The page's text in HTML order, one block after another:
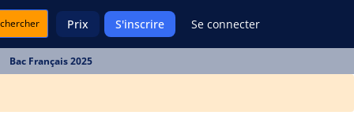
Prix S'inscrire Se connecter
Bac Français 2025